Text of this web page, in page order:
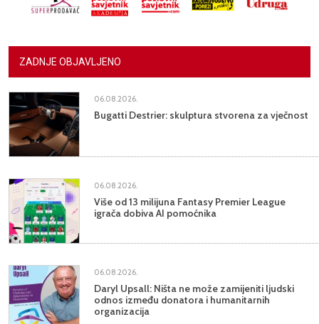
ZADNJE OBJAVLJENO
06.08.2026.
Bugatti Destrier: skulptura stvorena za vječnost
06.08.2026.
Više od 13 milijuna Fantasy Premier League
igrača dobiva AI pomoćnika
06.08.2026.
Daryl Upsall: Ništa ne može zamijeniti ljudski
odnos između donatora i humanitarnih
organizacija